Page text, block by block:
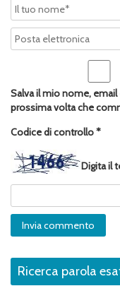
Salva il mio nome,
prossima volta che
Codice di controllo*
Digita il
Ricerca parola